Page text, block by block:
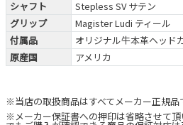
シャフト
Stepless SV サテン
グリップ
Magister Ludi ティール
付属品
オリジナル牛本革ヘッド
原産国
アメリカ
※当店の取扱商品はすべてメーカー正規品
※メーカー保証書への押印は省略させて